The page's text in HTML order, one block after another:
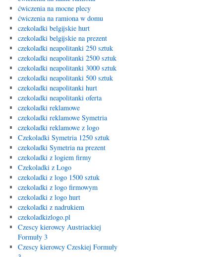
ćwiczenia na mocne plecy
ćwiczenia na ramiona w domu
czekoladki belgijskie hurt
czekoladki belgijskie na prezent
czekoladki neapolitanki 250 sztuk
czekoladki neapolitanki 2500 sztuk
czekoladki neapolitanki 3000 sztuk
czekoladki neapolitanki 500 sztuk
czekoladki neapolitanki hurt
czekoladki neapolitanki oferta
czekoladki reklamowe
czekoladki reklamowe Symetria
czekoladki reklamowe z logo
Czekoladki Symetria 1250 sztuk
czekoladki Symetria na prezent
czekoladki z logiem firmy
Czekoladki z Logo
czekoladki z logo 1500 sztuk
czekoladki z logo firmowym
czekoladki z logo hurt
czekoladki z nadrukiem
czekoladkizlogo.pl
Czescy kierowcy Austriackiej
Formuły 3
Czescy kierowcy Czeskiej Formuły